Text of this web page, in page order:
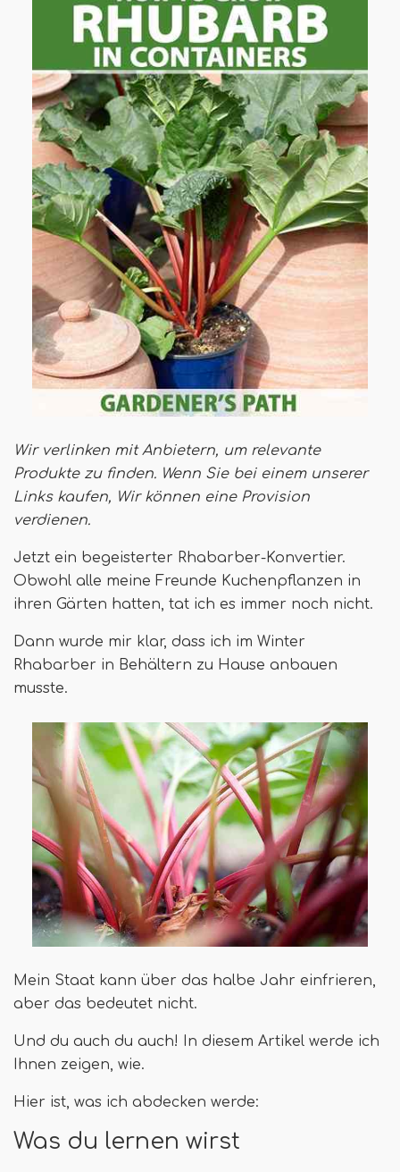
Wir verlinken mit Anbietern, um relevante
Produkte zu finden. Wenn Sie bei einem unserer
Links kaufen, Wir können eine Provision
verdienen.
Jetzt ein begeisterter Rhabarber-Konvertier.
Obwohl alle meine Freunde Kuchenpflanzen in
ihren Gärten hatten, tat ich es immer noch nicht.
Dann wurde mir klar, dass ich im Winter
Rhabarber in Behältern zu Hause anbauen
musste.
Mein Staat kann über das halbe Jahr einfrieren,
aber das bedeutet nicht.
Und du auch du auch! In diesem Artikel werde ich
Ihnen zeigen, wie.
Hier ist, was ich abdecken werde:
Was du lernen wirst